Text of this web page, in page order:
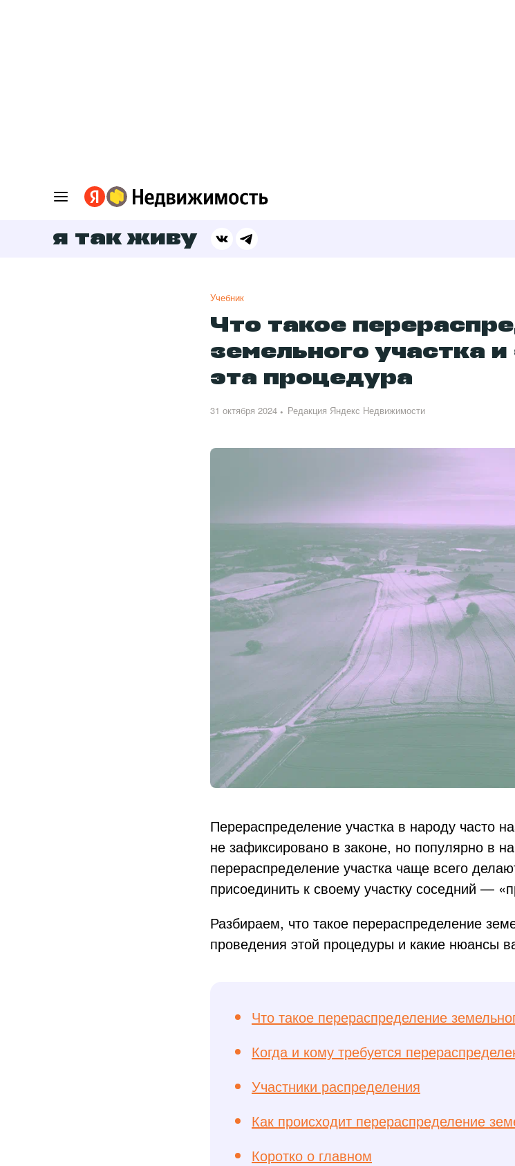
я так живу
Учебник
Что такое
земельного участка
эта процедура
31 октября 2024 Редакция Яндекс Недвижимости
Перераспределение участка в народу часто
не зафиксировано в законе, но популярно в
перераспределение участка чаще всего
присоединить к своему участку соседний —
Разбираем, что такое перераспределение
проведения этой процедуры и какие нюансы
Что такое перераспределение
Когда и кому требуется
Участники распределения
Как происходит перераспределение
Коротко о главном